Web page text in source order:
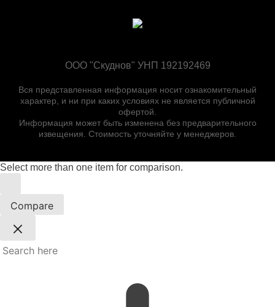
ООО "Скуднов" УНП 192192469
Вся представленная информация носит ознакомительный
характер, и ни при каких условиях не является публичной
офертой.
Информация может быть изменена без предварительного
извещения. Стоимость уточняйте у менеджеров.
Select more than one item for comparison.
Compare